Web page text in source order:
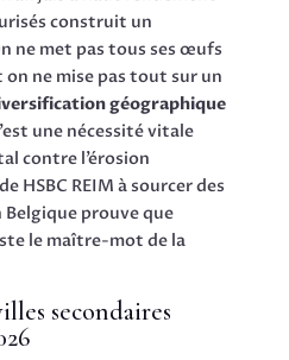
construit un
ne met pas tous ses œufs
on ne mise pas tout sur un
géographique
une nécessité vitale
contre l’érosion
HSBC REIM à sourcer des
prouve que
le maître-mot de la
secondaires